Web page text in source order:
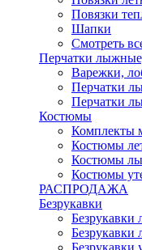
Повязки
Шапки
Смотреть
Перчатки
Варежки,
Перчатки
Перчатки
Костюмы
Комплекты
Костюмы
Костюмы
Костюмы
РАСПРОДАЖА
Безрукавки
Безрукавки
Безрукавки